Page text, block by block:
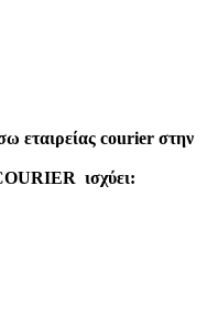
εταιρείας courier στην
ισχύει: